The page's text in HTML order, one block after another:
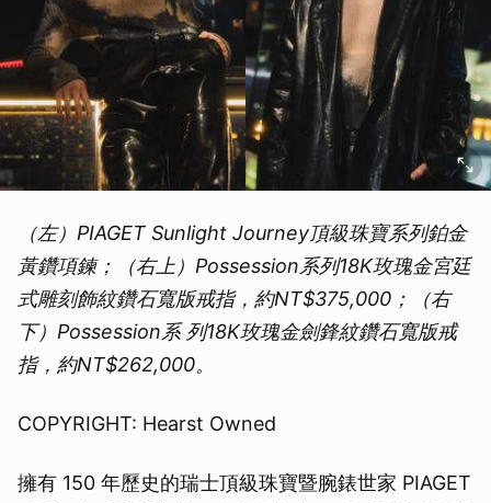
（左）PIAGET Sunlight Journey頂級珠寶系列鉑金
黃鑽項鍊；（右上）Possession系列18K玫瑰金宮廷
式雕刻飾紋鑽石寬版戒指，約NT$375,000；（右
下）Possession系 列18K玫瑰金劍鋒紋鑽石寬版戒
指，約NT$262,000。
COPYRIGHT: Hearst Owned
擁有 150 年歷史的瑞士頂級珠寶暨腕錶世家 PIAGET